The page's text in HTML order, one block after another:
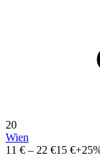
20
Wien
11 € – 22 €15 €